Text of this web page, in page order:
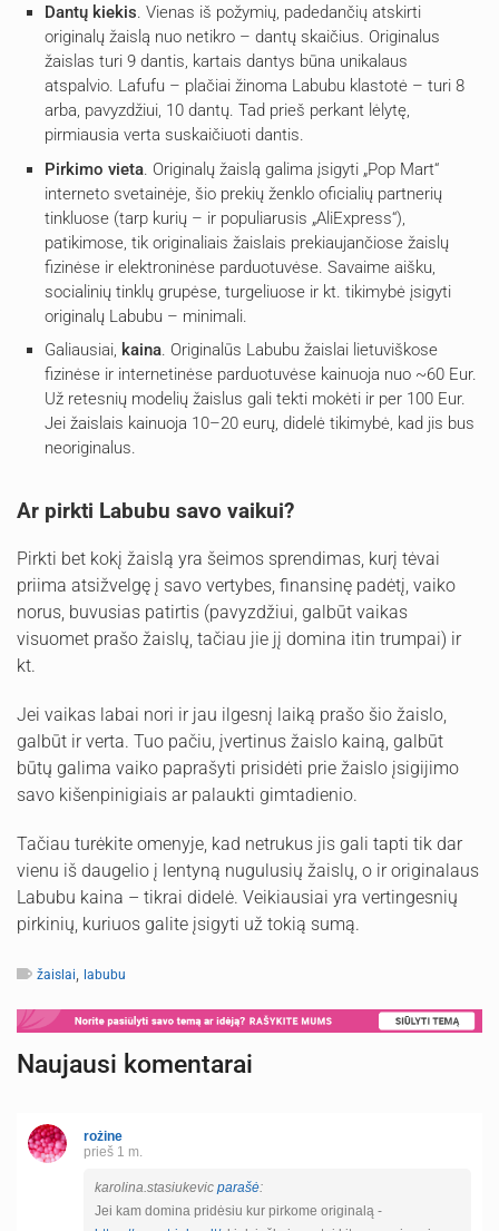
Dantų kiekis. Vienas iš požymių, padedančių atskirti
originalų žaislą nuo netikro – dantų skaičius. Originalus
žaislas turi 9 dantis, kartais dantys būna unikalaus
atspalvio. Lafufu – plačiai žinoma Labubu klastotė – turi 8
arba, pavyzdžiui, 10 dantų. Tad prieš perkant lėlytę,
pirmiausia verta suskaičiuoti dantis.
Pirkimo vieta . Originalų žaislą galima įsigyti „Pop Mart“
interneto svetainėje, šio prekių ženklo oficialių partnerių
tinkluose (tarp kurių – ir populiarusis „AliExpress“),
patikimose, tik originaliais žaislais prekiaujančiose žaislų
fizinėse ir elektroninėse parduotuvėse. Savaime aišku,
socialinių tinklų grupėse, turgeliuose ir kt. tikimybė įsigyti
originalų Labubu – minimali.
Galiausiai, kaina. Originalūs Labubu žaislai lietuviškose
fizinėse ir internetinėse parduotuvėse kainuoja nuo ~60 Eur.
Už retesnių modelių žaislus gali tekti mokėti ir per 100 Eur.
Jei žaislais kainuoja 10–20 eurų, didelė tikimybė, kad jis bus
neoriginalus.
Ar pirkti Labubu savo vaikui?
Pirkti bet kokį žaislą yra šeimos sprendimas, kurį tėvai
priima atsižvelgę į savo vertybes, finansinę padėtį, vaiko
norus, buvusias patirtis (pavyzdžiui, galbūt vaikas
visuomet prašo žaislų, tačiau jie jį domina itin trumpai) ir
kt.
Jei vaikas labai nori ir jau ilgesnį laiką prašo šio žaislo,
galbūt ir verta. Tuo pačiu, įvertinus žaislo kainą, galbūt
būtų galima vaiko paprašyti prisidėti prie žaislo įsigijimo
savo kišenpinigiais ar palaukti gimtadienio.
Tačiau turėkite omenyje, kad netrukus jis gali tapti tik dar
vienu iš daugelio į lentyną nugulusių žaislų, o ir originalaus
Labubu kaina – tikrai didelė. Veikiausiai yra vertingesnių
pirkinių, kuriuos galite įsigyti už tokią sumą.
žaislai, labubu
Naujausi komentarai
rožine
prieš 1 m.
karolina.stasiukevic parašė:
Jei kam domina pridėsiu kur pirkome originalą -